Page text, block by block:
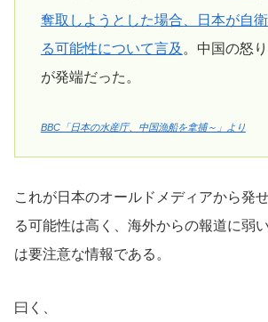
奪取しようとした場合、日本が自
る可能性について言及 。中国の怒
が発端だった。
BBC「日本の水産庁、中国漁船を拿捕～」より
これが日本のオールドメディアから発
る可能性は高く、海外からの報道に弱
は要注意な情報である。
曰く、